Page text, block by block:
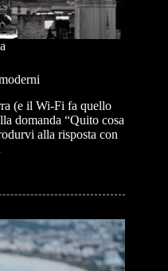
(e il Wi-Fi fa quello
domanda “Quito cosa
alla risposta con